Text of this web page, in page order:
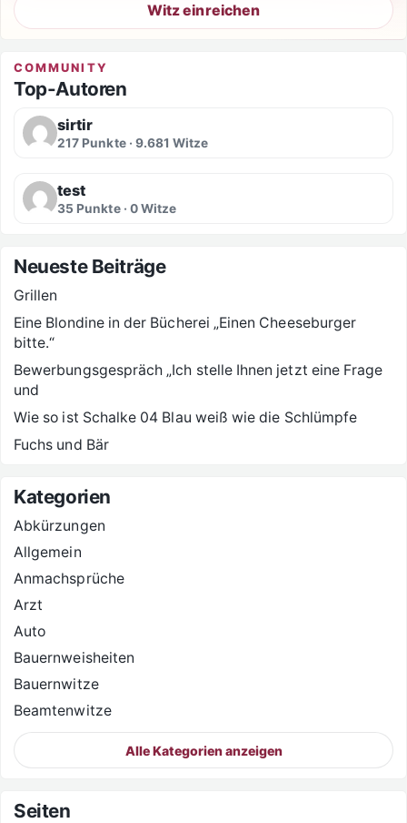
Witz einreichen
COMMUNITY
Top-Autoren
sirtir
217 Punkte · 9.681 Witze
test
35 Punkte · 0 Witze
Neueste Beiträge
Grillen
Eine Blondine in der Bücherei „Einen Cheeseburger
bitte.“
Bewerbungsgespräch „Ich stelle Ihnen jetzt eine Frage
und
Wie so ist Schalke 04 Blau weiß wie die Schlümpfe
Fuchs und Bär
Kategorien
Abkürzungen
Allgemein
Anmachsprüche
Arzt
Auto
Bauernweisheiten
Bauernwitze
Beamtenwitze
Alle Kategorien anzeigen
Seiten